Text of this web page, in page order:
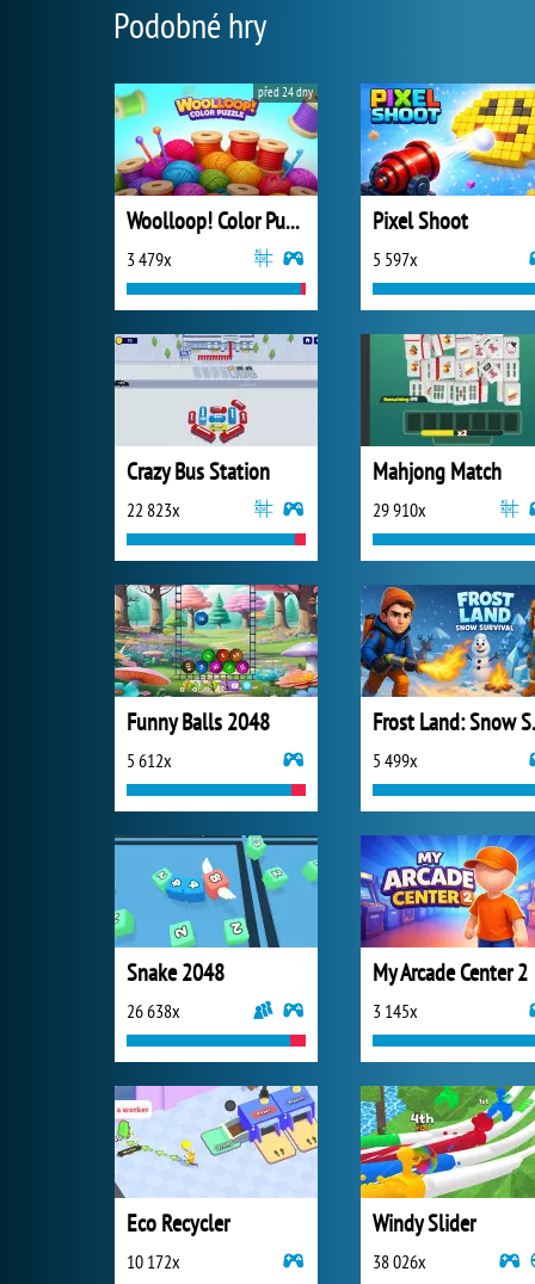
Podobné hry
Woolloop! Color Puzzle
3 479x
před 24 dny
Pixel Shoot
5 597x
Crazy Bus Station
22 823x
Mahjong Match
29 910x
Funny Balls 2048
5 612x 5 499x
Snake 2048
26 638x
My Arcade Center 2
3 145x
Eco Recycler
10 172x
Windy Slider
38 026x